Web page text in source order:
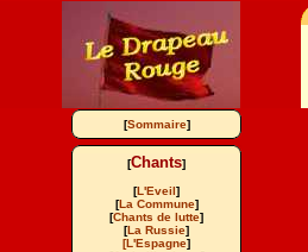
[Sommaire]
[Chants]
[L'Eveil]
[La Commune]
[Chants de lutte]
[La Russie]
[L'Espagne]